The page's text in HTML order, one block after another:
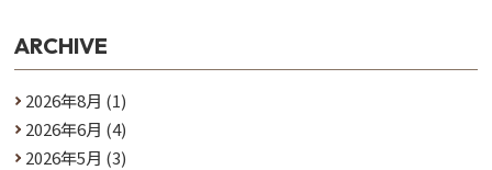
ARCHIVE
2026年8月 (1)
2026年6月 (4)
2026年5月 (3)